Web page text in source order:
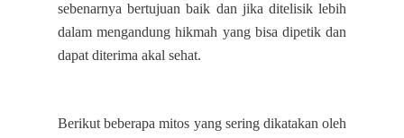
sebenarnya bertujuan baik dan jika ditelisik lebih
dalam mengandung hikmah yang bisa dipetik dan
dapat diterima akal sehat.
Berikut beberapa mitos yang sering dikatakan oleh